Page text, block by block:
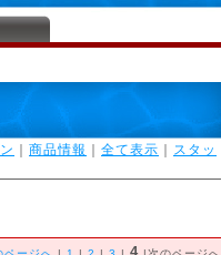
｜ 商品情報 ｜ 全て表示 ｜
スタッ